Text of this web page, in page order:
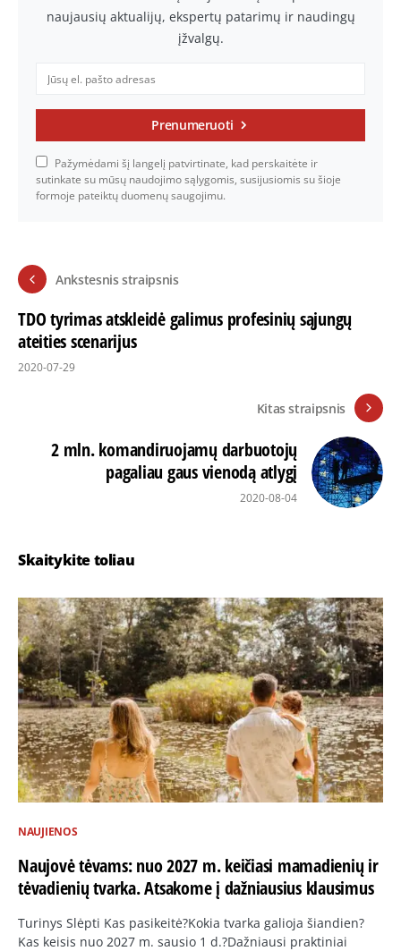
naujausių aktualijų, ekspertų patarimų ir naudingų
įžvalgų.
Prenumeruoti
Pažymėdami šį langelį patvirtinate, kad perskaitėte ir
sutinkate su mūsų naudojimo sąlygomis, susijusiomis su šioje
formoje pateiktų duomenų saugojimu.
Ankstesnis straipsnis
TDO tyrimas atskleidė galimus profesinių sąjungų
ateities scenarijus
2020-07-29
Kitas straipsnis
2 mln. komandiruojamų darbuotojų
pagaliau gaus vienodą atlygį
2020-08-04
Skaitykite toliau
NAUJIENOS
Naujovė tėvams: nuo 2027 m. keičiasi mamadienių ir
tėvadienių tvarka. Atsakome į dažniausius klausimus
Turinys Slėpti Kas pasikeitė?Kokia tvarka galioja šiandien?
Kas keisis nuo 2027 m. sausio 1 d.?Dažniausi praktiniai